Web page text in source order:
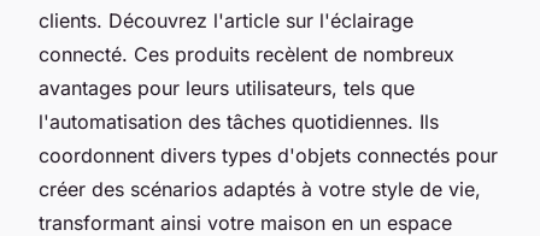
clients. Découvrez l'article sur l'éclairage
connecté. Ces produits recèlent de nombreux
avantages pour leurs utilisateurs, tels que
l'automatisation des tâches quotidiennes. Ils
coordonnent divers types d'objets connectés pour
créer des scénarios adaptés à votre style de vie,
transformant ainsi votre maison en un espace